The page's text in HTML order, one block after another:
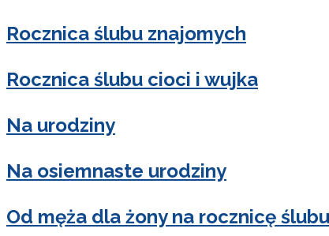
Rocznica ślubu znajomych
Rocznica ślubu cioci i wujka
Na urodziny
Na osiemnaste urodziny
Od męża dla żony na rocznicę ślubu